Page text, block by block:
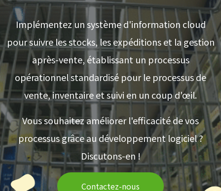
Implémentez un système d'information cloud
pour suivre les stocks, les expéditions et la gestion
après-vente, établissant un processus
opérationnel standardisé pour le processus de
vente, inventaire et suivi en un coup d'œil.
Vous souhaitez améliorer l'efficacité de vos
processus grâce au développement logiciel ?
Discutons-en !
Contactez-nous